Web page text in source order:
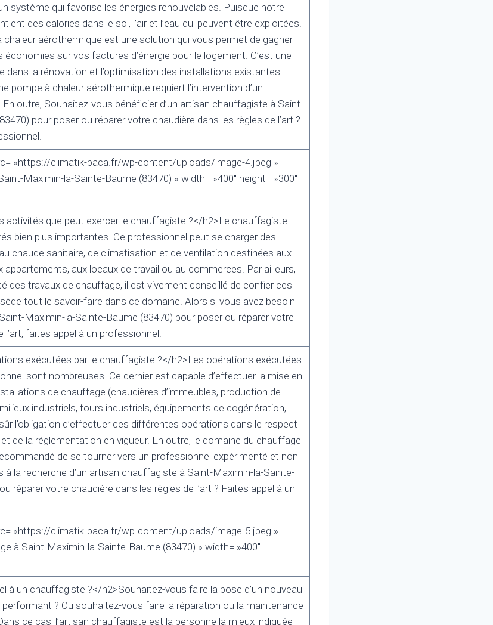
système qui favorise les énergies renouvelables. Puisque notre
des calories dans le sol, l’air et l’eau qui peuvent être exploitées.
chaleur aérothermique est une solution qui vous permet de gagner
sur vos factures d’énergie pour le logement. C’est une
dans la rénovation et l’optimisation des installations existantes.
pompe à chaleur aérothermique requiert l’intervention d’un
outre, Souhaitez-vous bénéficier d’un artisan chauffagiste à Saint-
pour poser ou réparer votre chaudière dans les règles de l’art ?
»https://climatik-paca.fr/wp-content/uploads/image-4.jpeg »
Maximin-la-Sainte-Baume (83470) » width= »400″ height= »300″
activités que peut exercer le chauffagiste ?</h2>Le chauffagiste
bien plus importantes. Ce professionnel peut se charger des
chaude sanitaire, de climatisation et de ventilation destinées aux
appartements, aux locaux de travail ou au commerces. Par ailleurs,
des travaux de chauffage, il est vivement conseillé de confier ces
tout le savoir-faire dans ce domaine. Alors si vous avez besoin
Maximin-la-Sainte-Baume (83470) pour poser ou réparer votre
faites appel à un professionnel.
exécutées par le chauffagiste ?</h2>Les opérations exécutées
sont nombreuses. Ce dernier est capable d’effectuer la mise en
de chauffage (chaudières d’immeubles, production de
industriels, fours industriels, équipements de cogénération,
l’obligation d’effectuer ces différentes opérations dans le respect
de la réglementation en vigueur. En outre, le domaine du chauffage
de se tourner vers un professionnel expérimenté et non
la recherche d’un artisan chauffagiste à Saint-Maximin-la-Sainte-
réparer votre chaudière dans les règles de l’art ? Faites appel à un
»https://climatik-paca.fr/wp-content/uploads/image-5.jpeg »
à Saint-Maximin-la-Sainte-Baume (83470) » width= »400″
à un chauffagiste ?</h2>Souhaitez-vous faire la pose d’un nouveau
? Ou souhaitez-vous faire la réparation ou la maintenance
ce cas, l’artisan chauffagiste est la personne la mieux indiquée